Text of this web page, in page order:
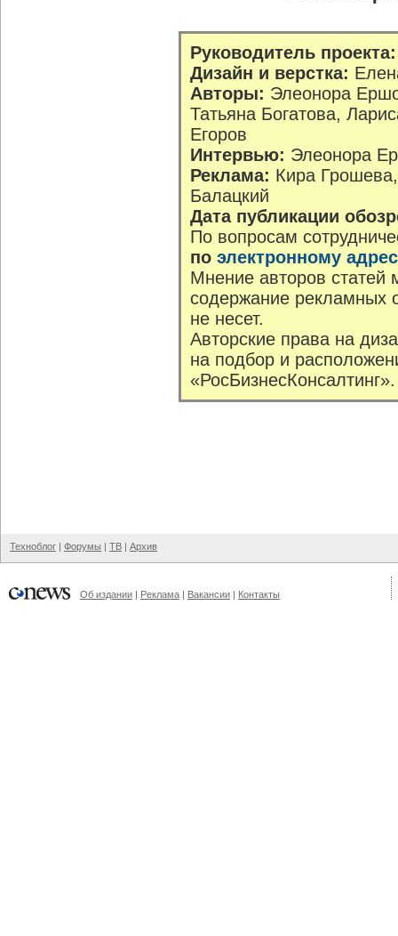
Руководитель проекта:
Дизайн и верстка:
Авторы: Элеонора
Татьяна Богатова,
Егоров
Интервью: Элеонора
Реклама: Кира
Балацкий
Дата публикации
По вопросам
по электронному
Мнение авторов статей
содержание рекламных
не несет.
Авторские права на
на подбор и
Техноблог | Форумы | ТВ | Архив
Об издании | Реклама | Вакансии | Контакты